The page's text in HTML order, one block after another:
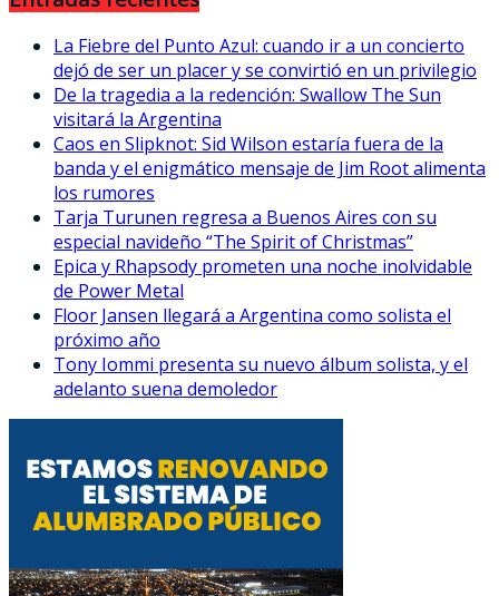
La Fiebre del Punto Azul: cuando ir a un concierto
dejó de ser un placer y se convirtió en un privilegio
De la tragedia a la redención: Swallow The Sun
visitará la Argentina
Caos en Slipknot: Sid Wilson estaría fuera de la
banda y el enigmático mensaje de Jim Root alimenta
los rumores
Tarja Turunen regresa a Buenos Aires con su
especial navideño “The Spirit of Christmas”
Epica y Rhapsody prometen una noche inolvidable
de Power Metal
Floor Jansen llegará a Argentina como solista el
próximo año
Tony Iommi presenta su nuevo álbum solista, y el
adelanto suena demoledor